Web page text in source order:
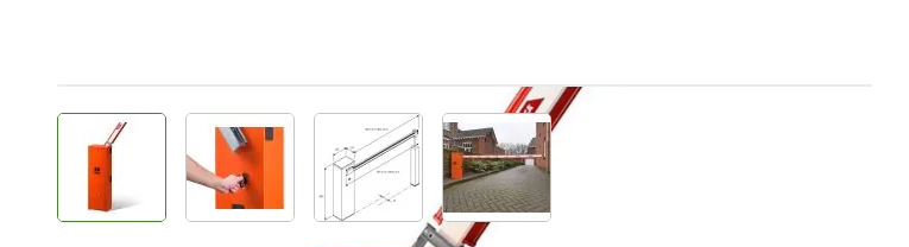
View larger imageView larger imageView larger imageView larger image